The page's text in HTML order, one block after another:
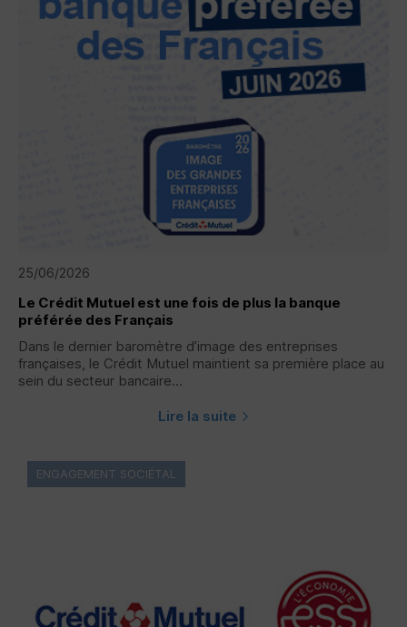
25/06/2026
Le Crédit Mutuel est une fois de plus la banque
préférée des Français
Dans le dernier baromètre d’image des entreprises
françaises, le Crédit Mutuel maintient sa première place au
sein du secteur bancaire...
Lire la suite
ENGAGEMENT SOCIÉTAL